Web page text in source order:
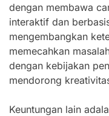
dengan membawa
interaktif dan
mengembangkan
memecahkan
dengan kebijakan
mendorong
Keuntungan lain